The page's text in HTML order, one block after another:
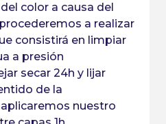
color a causa del
a realizar
consistirá en limpiar
a presión
secar 24h y lijar
de la
nuestro